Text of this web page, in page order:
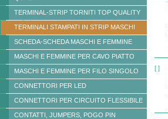
[ ]
TERMINAL-STRIP TORNITI TOP QUALITY
TERMINALI STAMPATI IN STRIP MASCHI
SCHEDA-SCHEDA MASCHI E FEMMINE
MASCHI E FEMMINE PER CAVO PIATTO
MASCHI E FEMMINE PER FILO SINGOLO
CONNETTORI PER LED
CONNETTORI PER CIRCUITO FLESSIBILE
CONTATTI, JUMPERS, POGO PIN